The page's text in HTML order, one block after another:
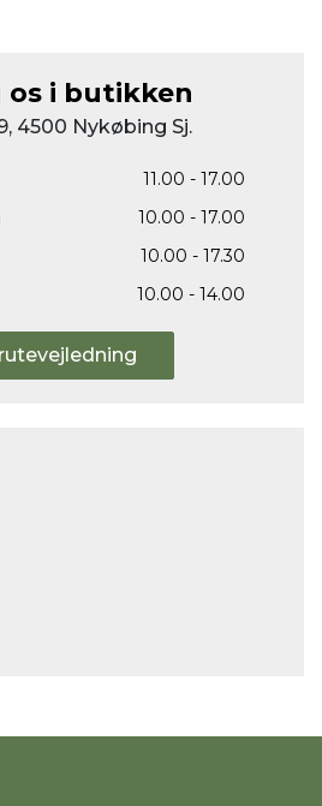
os i butikken
4500 Nykøbing Sj.
11.00 - 17.00
10.00 - 17.00
10.00 - 17.30
10.00 - 14.00